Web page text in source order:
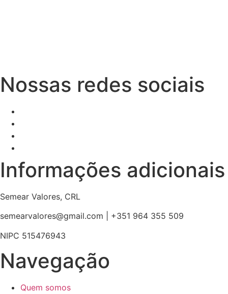
Nossas redes sociais
Informações adicionais
Semear Valores, CRL
semearvalores@gmail.com | +351 964 355 509
NIPC 515476943
Navegação
Quem somos